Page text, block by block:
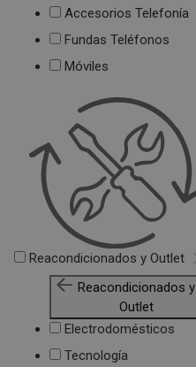
Accesorios Telefonía
Fundas Teléfonos
Móviles
Reacondicionados y Outlet
Reacondicionados y
Outlet
Electrodomésticos
Tecnología